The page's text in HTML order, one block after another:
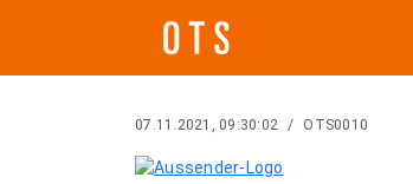
07.11.2021, 09:30:02 / OTS0010